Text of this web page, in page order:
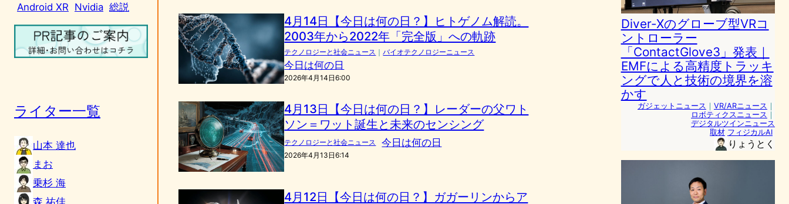
Android XR Nvidia 総説
ライター一覧
山本 達也
まお
乗杉 海
森 祐佳
4月14日【今日は何の日？】ヒトゲノム解読。
2003年から2022年「完全版」への軌跡
テクノロジーと社会ニュース ｜バイオテクノロジーニュース
今日は何の日
2026年4月14日6:00
4月13日【今日は何の日？】レーダーの父ワト
ソン＝ワット誕生と未来のセンシング
テクノロジーと社会ニュース 今日は何の日
2026年4月13日6:14
4月12日【今日は何の日？】ガガーリンからア
Diver-Xのグローブ型VRコ
ントローラー
「ContactGlove3」発表｜
EMFによる高精度トラッキ
ングで人と技術の境界を溶
かす
ガジェットニュース ｜ VR/ARニュース ｜
ロボティクスニュース ｜
デジタルツインニュース
取材 フィジカルAI
りょうとく